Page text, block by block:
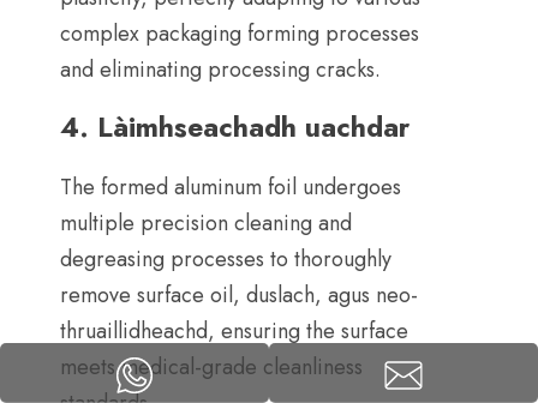
complex packaging forming processes
and eliminating processing cracks.
4. Làimhseachadh uachdar
The formed aluminum foil undergoes
multiple precision cleaning and
degreasing processes to thoroughly
remove surface oil, duslach, agus neo-
thruaillidheachd, ensuring the surface
meets medical-grade cleanliness